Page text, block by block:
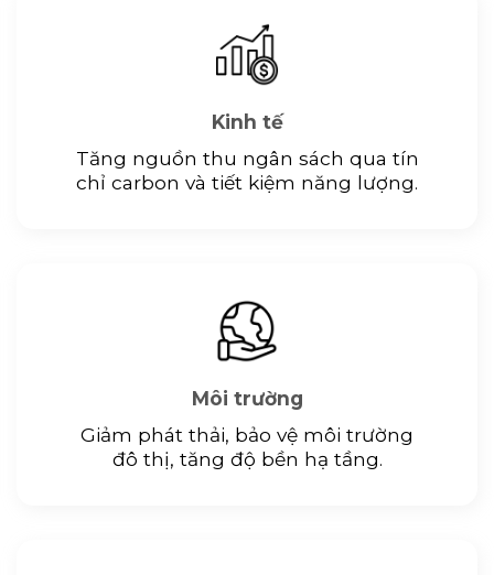
Kinh tế
Tăng nguồn thu ngân sách qua tín
chỉ carbon và tiết kiệm năng lượng.
Môi trường
Giảm phát thải, bảo vệ môi trường
đô thị, tăng độ bền hạ tầng.